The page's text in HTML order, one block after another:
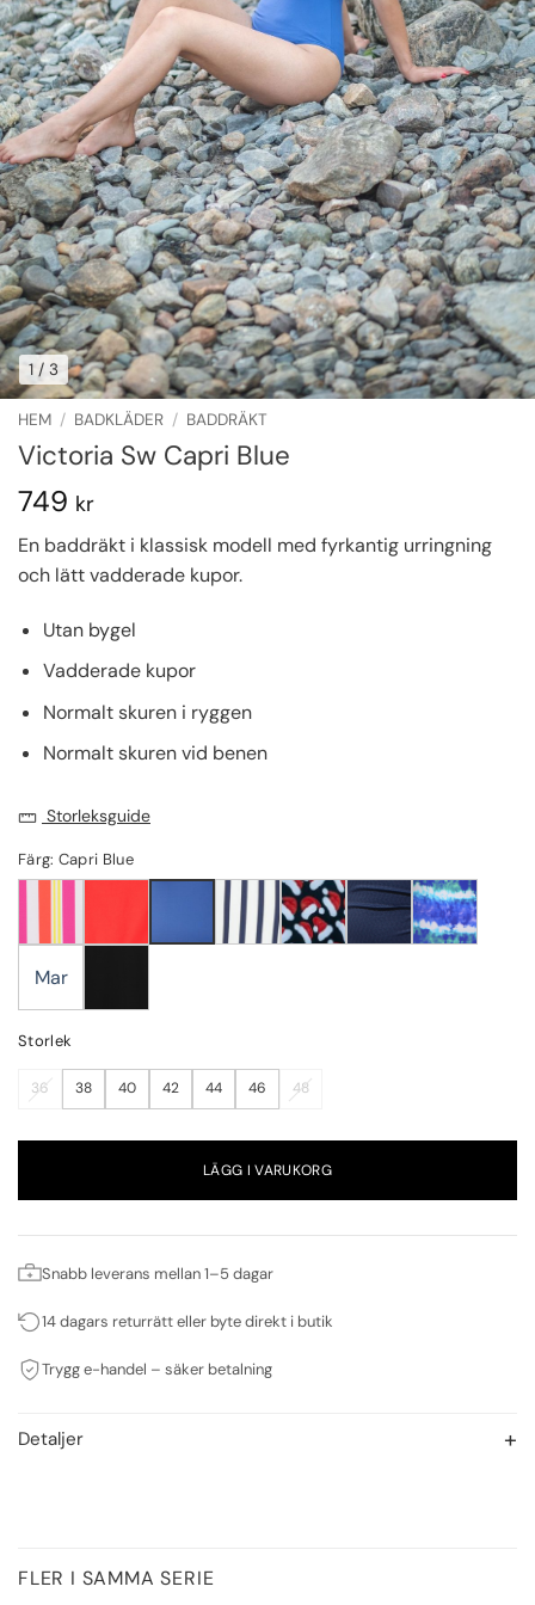
1 / 3
HEM / BADKLÄDER / BADDRÄKT
Victoria Sw Capri Blue
749 kr
En baddräkt i klassisk modell med fyrkantig urringning
och lätt vadderade kupor.
Utan bygel
Vadderade kupor
Normalt skuren i ryggen
Normalt skuren vid benen
Storleksguide
Färg: Capri Blue
Mar
Storlek
36 38 40 42 44 46 48
LÄGG I VARUKORG
Snabb leverans mellan 1–5 dagar
14 dagars returrätt eller byte direkt i butik
Trygg e-handel – säker betalning
Detaljer
FLER I SAMMA SERIE